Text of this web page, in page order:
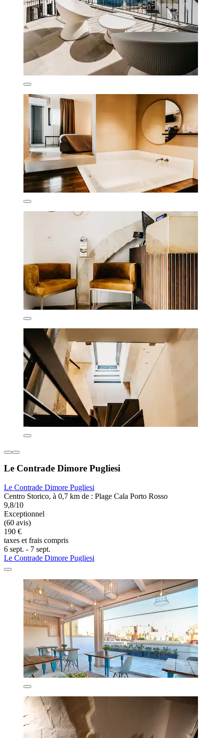
Le Contrade Dimore Pugliesi
Le Contrade Dimore Pugliesi
Centro Storico, à 0,7 km de : Plage Cala Porto Rosso
9,8/10
Exceptionnel
(60 avis)
190 €
taxes et frais compris
6 sept. - 7 sept.
Le Contrade Dimore Pugliesi